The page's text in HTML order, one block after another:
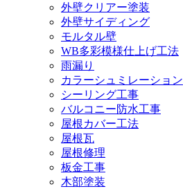
外壁クリアー塗装
外壁サイディング
モルタル壁
WB多彩模様仕上げ工法
雨漏り
カラーシュミレーション
シーリング工事
バルコニー防水工事
屋根カバー工法
屋根瓦
屋根修理
板金工事
木部塗装